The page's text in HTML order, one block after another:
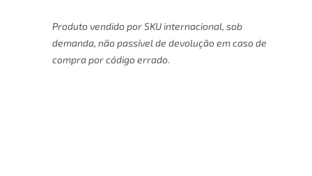
Produto vendido por SKU internacional, sob
demanda, não passível de devolução em caso de
compra por código errado.